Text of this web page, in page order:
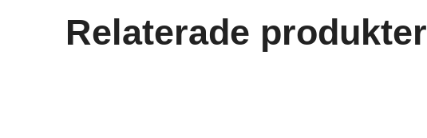
Relaterade produkter